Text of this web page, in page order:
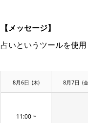
【メッセージ】
占いというツールを使
8月6日 (木) 8月7日 (
11:00 ~